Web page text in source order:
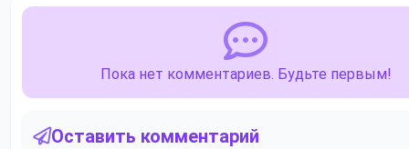
Пока нет комментариев. Будьте первым!
Оставить комментарий